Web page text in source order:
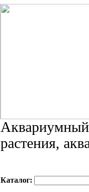
растения,
Каталог: